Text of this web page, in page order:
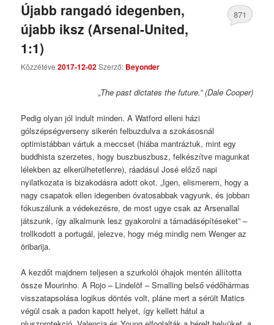
Újabb rangadó idegenben,
újabb iksz (Arsenal-United,
1:1)
Közzétéve2017-12-02Szerző: Beyonder
871
„The past dictates the future.” (Dale Cooper)
Pedig olyan jól indult minden. A Watford elleni házi
gólszépségverseny sikerén felbuzdulva a szokásosnál
optimistábban vártuk a meccset (hiába mantráztuk, mint egy
buddhista szerzetes, hogy buszbuszbusz, felkészítve magunkat
lélekben az elkerülhetetlenre), ráadásul José előző napi
nyilatkozata is bizakodásra adott okot. „Igen, elismerem, hogy a
nagy csapatok ellen idegenben óvatosabbak vagyunk, és jobban
fókuszálunk a védekezésre, de most ugye csak az Arsenallal
játszunk, így alkalmunk lesz gyakorolni a támadásépítéseket” –
trollkodott a portugál, jelezve, hogy még mindig nem Wenger az
öribarija.
A kezdőt majdnem teljesen a szurkolói óhajok mentén állította
össze Mourinho. A Rojo – Lindelöf – Smalling belső védőhármas
visszatapsolása logikus döntés volt, pláne mert a sérült Matics
végül csak a padon kapott helyet, így kellett hátul a